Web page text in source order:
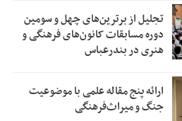
تجلیل از بر‌ترین‌های چهل و سومین
دوره مسابقات کانون‌های فرهنگی و
هنری در بندرعباس
ارائه پنج مقاله علمی با موضوعیت
جنگ و میراث‌فرهنگی